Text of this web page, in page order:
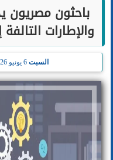
باحثون مصريون
والإطارات
السبت 6 يونيو 2026